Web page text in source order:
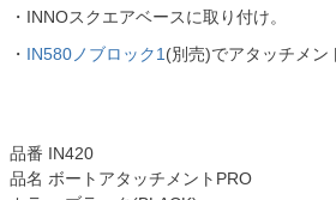
・INNOスクエアベースに取り付け。
・ IN580ノブロック1(別売)でアタッチメン
品番 IN420
品名 ボートアタッチメントPRO